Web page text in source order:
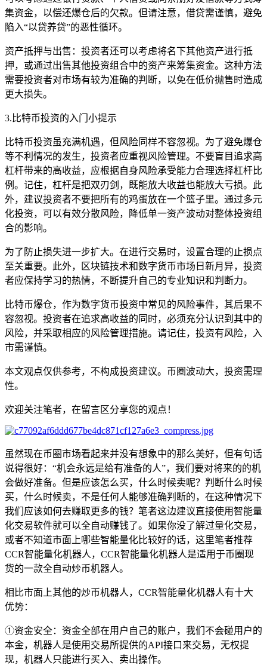
集资金，以偿还爆仓后的欠款。但请注意，借贷需谨慎，避免
陷入“以贷养贷”的恶性循环。
资产抵押与出售：投资者还可以考虑将名下其他资产进行抵
押，或通过出售其他投资组合中的资产来筹集资金。这种方法
需要投资者对市场有较为准确的判断，以免在低价抛售时造成
更大损失。
3.比特币投资的入门小提示
比特币投资虽充满机遇，但风险同样不容忽视。为了避免爆仓
等不利情况的发生，投资者应重视风险管理。不要盲目追求高
杠杆带来的高收益，应根据自身风险承受能力合理选择杠杆比
例。记住，杠杆是把双刃剑，既能放大收益也能放大亏损。此
外，建议投资者不要把所有的鸡蛋放在一个篮子里。通过多元
化投资，可以有效分散风险，降低单一资产波动对整体投资组
合的影响。
为了防止损失进一步扩大。在进行交易时，设置合理的止损点
至关重要。此外，区块链技术和数字货币市场日新月异，投资
者应保持学习的热情，不断提升自己的专业知识和判断力。
比特币爆仓，作为数字货币投资中常见的风险事件，其后果不
容忽视。投资者在追求高收益的同时，必须充分认识到其中的
风险，并采取相应的风险管理措施。请记住，投资有风险，入
市需谨慎。
本文观点仅供参考，不构成投资建议。币圈波动大，投资需理
性。
欢迎关注笔者，在留言区分享您的观点！
虽然现在币圈市场看起来并没有想象中的那么美好，但有句话
说得很好：“机会永远是给有准备的人”，我们要对将来的的机
会做好准备。但是应该怎么买，什么时候卖呢？判断什么时候
买，什么时候卖，不是任何人能够准确判断的，在这种情况下
我们应该如何去赚取更多的钱？笔者这边建议直接使用智能量
化交易软件就可以全自动赚钱了。如果你没了解过量化交易，
或者不知道市面上哪些智能量化比较好的话，这里笔者推荐
CCR智能量化机器人，CCR智能量化机器人是适用于币圈现
货的一款全自动炒币机器人。
相比市面上其他的炒币机器人，CCR智能量化机器人有十大
优势：
①资金安全：资金全部在用户自己的账户，我们不会碰用户的
本金，机器人是使用交易所提供的API接口来交易，无权提
现，机器人只能进行买入、卖出操作。